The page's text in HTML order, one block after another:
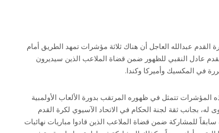
القدم عبدالله العاجل أن هناك ثلاثة مؤشرات تمهد الطريق أمام
عادل النقبي للظهور ضمن قضاة الملاعب الذين سيديرون
المؤشرات تتمثل في ظهوره المرتقب بدورة الألعاب الأولمبية
الأقوى له، بجانب ثقة لجنة الحكام في الاتحاد الآسيوي لكرة القدم
للمشاركة ضمن قضاة الملاعب الذين قادوا مباريات نهائيات